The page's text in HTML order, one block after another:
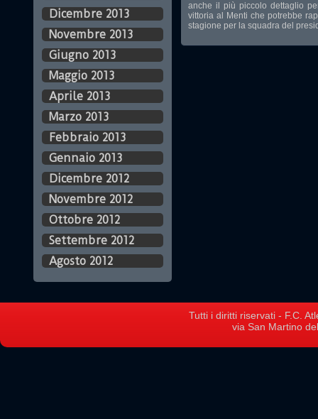
Dicembre 2013
Novembre 2013
Giugno 2013
Maggio 2013
Aprile 2013
Marzo 2013
Febbraio 2013
Gennaio 2013
Dicembre 2012
Novembre 2012
Ottobre 2012
Settembre 2012
Agosto 2012
anche il più piccolo dettaglio
vittoria al Menti che potrebbe
stagione per la squadra del
Tutti i diritti riservati - F.C.
via San Martino